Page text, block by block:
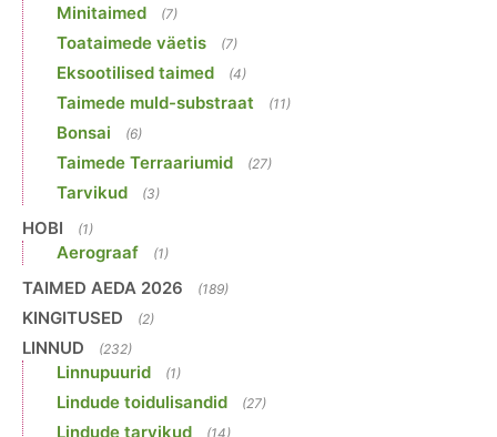
Minitaimed (7)
Toataimede väetis (7)
Eksootilised taimed (4)
Taimede muld-substraat (11)
Bonsai (6)
Taimede Terraariumid (27)
Tarvikud (3)
HOBI (1)
Aerograaf (1)
TAIMED AEDA 2026 (189)
KINGITUSED (2)
LINNUD (232)
Linnupuurid (1)
Lindude toidulisandid (27)
Lindude tarvikud (14)